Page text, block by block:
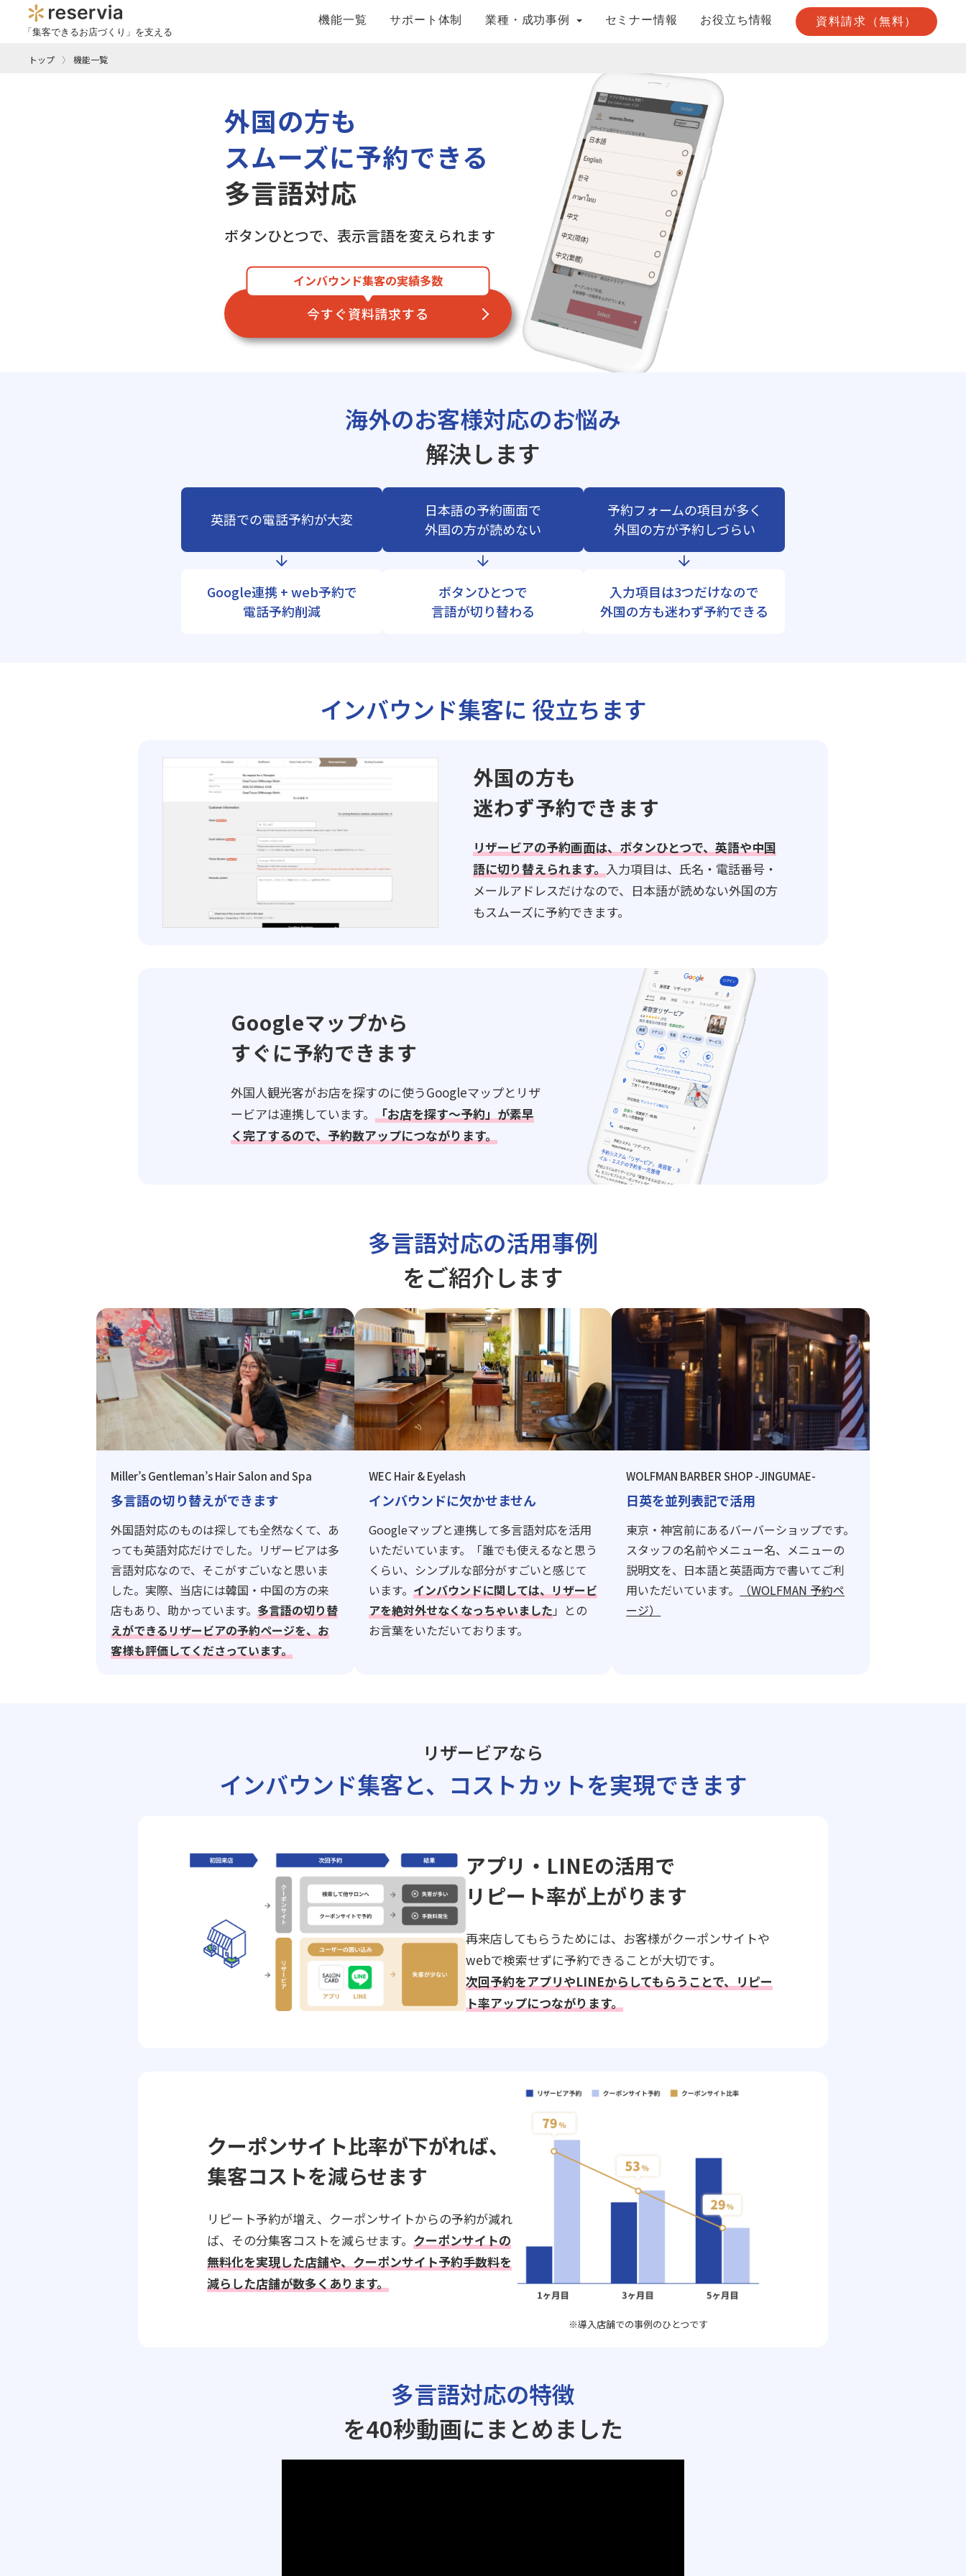
「集客できるお店づくり」を支える
機能一覧 サポート体制 業種・成功事例 セミナー情報 お役立ち情報 資料請求（無料）
トップ 機能一覧
外国の方も
スムーズに予約できる
多言語対応
ボタンひとつで、表示言語を変えられます
インバウンド集客の実績多数
今すぐ資料請求する
海外のお客様対応のお悩み
解決します
英語での電話予約が大変
Google連携 + web予約で
電話予約削減
日本語の予約画面で
外国の方が読めない
ボタンひとつで
言語が切り替わる
予約フォームの項目が多く
外国の方が予約しづらい
入力項目は3つだけなので
外国の方も迷わず予約できる
インバウンド集客に 役立ちます
外国の方も
迷わず予約できます
リザービアの予約画面は、ボタンひとつで、英語や中国
語に切り替えられます。入力項目は、氏名・電話番号・
メールアドレスだけなので、日本語が読めない外国の方
もスムーズに予約できます。
Googleマップから
すぐに予約できます
外国人観光客がお店を探すのに使うGoogleマップとリザ
ービアは連携しています。
「お店を探す～予約」が素早
く完了するので、予約数アップにつながります。
多言語対応の活用事例
をご紹介します
Miller’s Gentleman’s Hair Salon and Spa
多言語の切り替えができます
外国語対応のものは探しても全然なくて、あ
っても英語対応だけでした。リザービアは多
言語対応なので、そこがすごいなと思いま
した。実際、当店には韓国・中国の方の来
店もあり、助かっています。多言語の切り替
えができるリザービアの予約ページを、お
客様も評価してくださっています。
WEC Hair & Eyelash
インバウンドに欠かせません
Googleマップと連携して多言語対応を活用
いただいています。「誰でも使えるなと思う
くらい、シンプルな部分がすごいと感じて
います。 インバウンドに関しては、リザービ
アを絶対外せなくなっちゃいました」との
お言葉をいただいております。
WOLFMAN BARBER SHOP -JINGUMAE-
日英を並列表記で活用
東京・神宮前にあるバーバーショップです。
スタッフの名前やメニュー名、メニューの
説明文を、日本語と英語両方で書いてご利
用いただいています。
（WOLFMAN 予約ペ
ージ）
リザービアなら
インバウンド集客と、 コストカットを実現できます
アプリ・LINEの活用で
リピート率が上がります
再来店してもらうためには、お客様がクーポンサイトや
webで検索せずに予約できることが大切です。
次回予約をアプリやLINEからしてもらうことで、リピー
ト率アップにつながります。
クーポンサイト比率が下がれば、
集客コストを減らせます
リピート予約が増え、クーポンサイトからの予約が減れ
ば、その分集客コストを減らせます。 クーポンサイトの
無料化を実現した店舗や、クーポンサイト予約手数料を
減らした店舗が数多くあります。
※導入店舗での事例のひとつです
多言語対応の特徴
を40秒動画にまとめました